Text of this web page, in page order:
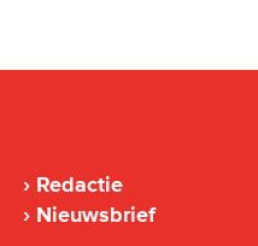
Redactie
Nieuwsbrief